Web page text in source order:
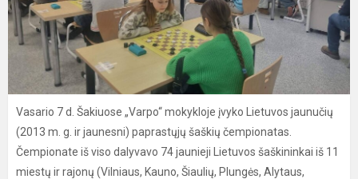
Vasario 7 d. Šakiuose „Varpo“ mokykloje įvyko Lietuvos jaunučių
(2013 m. g. ir jaunesni) paprastųjų šaškių čempionatas.
Čempionate iš viso dalyvavo 74 jaunieji Lietuvos šaškininkai iš 11
miestų ir rajonų (Vilniaus, Kauno, Šiaulių, Plungės, Alytaus,